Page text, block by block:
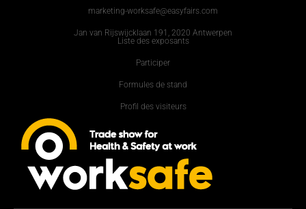
marketing-worksafe@easyfairs.com
Jan van Rijswijcklaan 191, 2020 Antwerpen
Liste des exposants
Participer
Formules de stand
Profil des visiteurs